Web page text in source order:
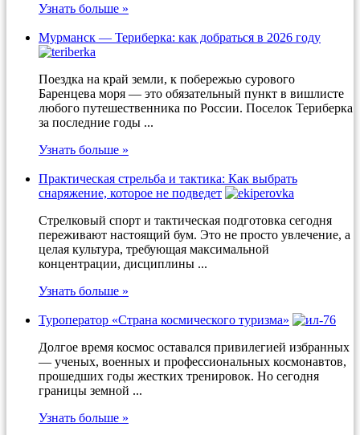
Узнать больше »
Мурманск — Териберка: как добраться в 2026 году
Поездка на край земли, к побережью сурового
Баренцева моря — это обязательный пункт в вишлисте
любого путешественника по России. Поселок Териберка
за последние годы ...
Узнать больше »
Практическая стрельба и тактика: Как выбрать
снаряжение, которое не подведет
Стрелковый спорт и тактическая подготовка сегодня
переживают настоящий бум. Это не просто увлечение, а
целая культура, требующая максимальной
концентрации, дисциплины ...
Узнать больше »
Туроператор «Страна космического туризма»
Долгое время космос оставался привилегией избранных
— ученых, военных и профессиональных космонавтов,
прошедших годы жестких тренировок. Но сегодня
границы земной ...
Узнать больше »